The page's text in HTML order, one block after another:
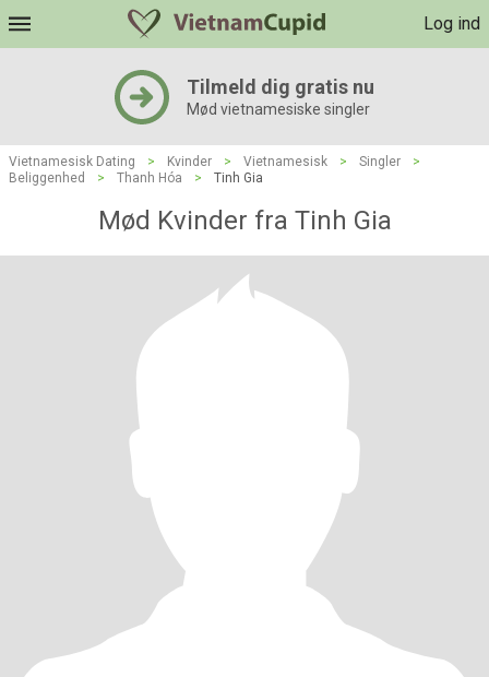
Log ind
Tilmeld dig gratis nu
Mød vietnamesiske singler
Vietnamesisk Dating > Kvinder > Vietnamesisk > Singler
>
Beliggenhed
> Thanh Hóa > Tinh Gia
Mød Kvinder fra Tinh Gia